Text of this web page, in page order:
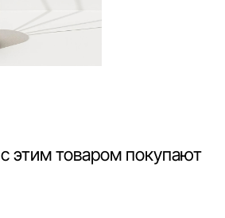
с этим товаром покупают